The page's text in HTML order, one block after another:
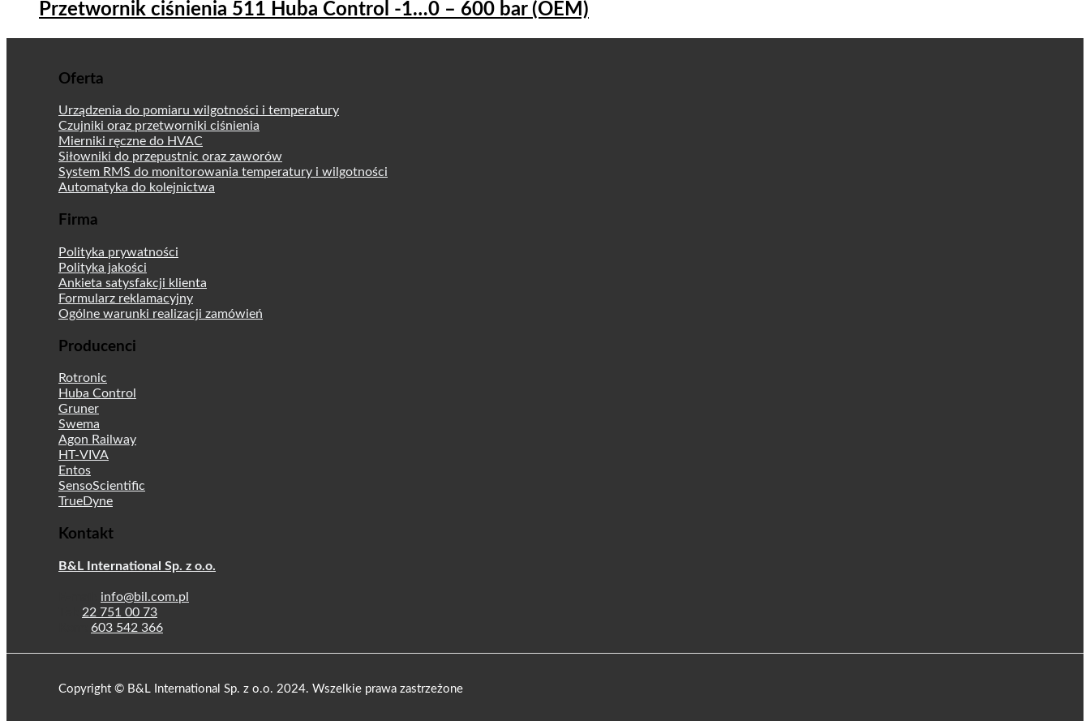
Przetwornik ciśnienia 511 Huba Control -1…0 – 600 bar (OEM)
Oferta
Urządzenia do pomiaru wilgotności i temperatury
Czujniki oraz przetworniki ciśnienia
Mierniki ręczne do HVAC
Siłowniki do przepustnic oraz zaworów
System RMS do monitorowania temperatury i wilgotności
Automatyka do kolejnictwa
Firma
Polityka prywatności
Polityka jakości
Ankieta satysfakcji klienta
Formularz reklamacyjny
Ogólne warunki realizacji zamówień
Producenci
Rotronic
Huba Control
Gruner
Swema
Agon Railway
HT-VIVA
Entos
SensoScientific
TrueDyne
Kontakt
B&L International Sp. z o.o.
info@bil.com.pl
22 751 00 73
603 542 366
Copyright © B&L International Sp. z o.o. 2024. Wszelkie prawa zastrzeżone